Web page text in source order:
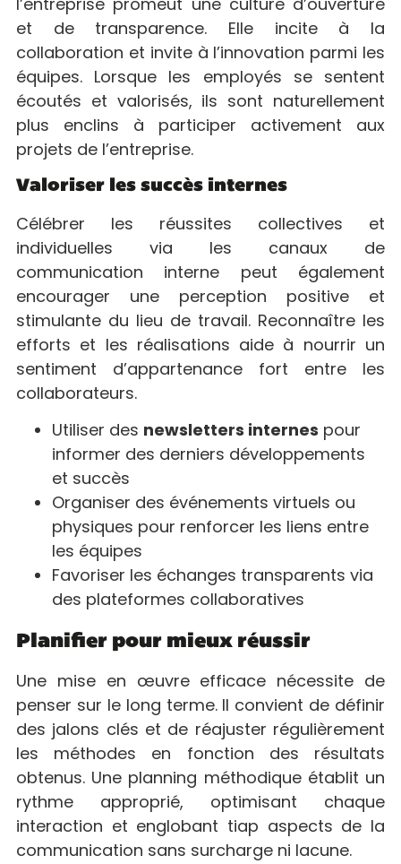
et de transparence. Elle incite à la
collaboration et invite à l’innovation parmi les
équipes. Lorsque les employés se sentent
écoutés et valorisés, ils sont naturellement
plus enclins à participer activement aux
projets de l’entreprise.
Valoriser les succès internes
Célébrer les réussites collectives et
individuelles via les canaux de
communication interne peut également
encourager une perception positive et
stimulante du lieu de travail. Reconnaître les
efforts et les réalisations aide à nourrir un
sentiment d’appartenance fort entre les
collaborateurs.
Utiliser des newsletters internes pour
informer des derniers développements
et succès
Organiser des événements virtuels ou
physiques pour renforcer les liens entre
les équipes
Favoriser les échanges transparents via
des plateformes collaboratives
Planifier pour mieux réussir
Une mise en œuvre efficace nécessite de
penser sur le long terme. Il convient de définir
des jalons clés et de réajuster régulièrement
les méthodes en fonction des résultats
obtenus. Une planning méthodique établit un
rythme approprié, optimisant chaque
interaction et englobant tiap aspects de la
communication sans surcharge ni lacune.